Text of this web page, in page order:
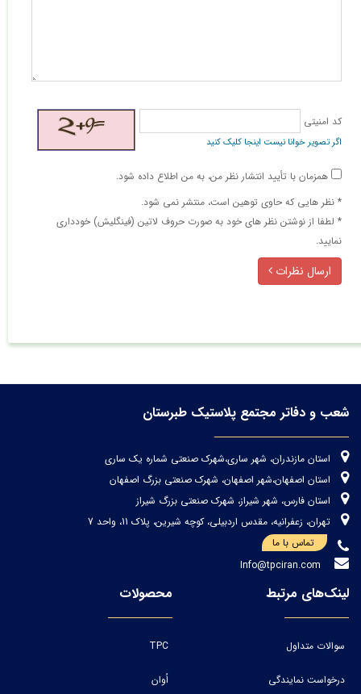
کد امنیتی
اگر تصویر خوانا نیست اینجا کلیک کنید
همزمان با تأیید انتشار نظر من، به من اطلاع داده شود.
* نظر هایی كه حاوی توهین است، منتشر نمی شود.
* لطفا از نوشتن نظر های خود به صورت حروف لاتین (فینگلیش) خودداری
نمایید.
ارسال نظرات
شعب و دفاتر مجتمع پلاستیک طبرستان
استان مازندران، شهر ساری،شهرک صنعتی شماره یک ساری
استان اصفهان،شهر اصفهان، شهرک صنعتی بزرگ اصفهان
استان فارس، شهر شیراز، شهرک صنعتی بزرگ شیراز
تهران، زعفرانیه، مقدس اردبیلی، کوچه شیرین، پلاک 11، واحد 7
تماس با ما
لینک‌های مرتبط
سوالات متداول
درخواست نمایندگی
محصولات
TPC
اُوان